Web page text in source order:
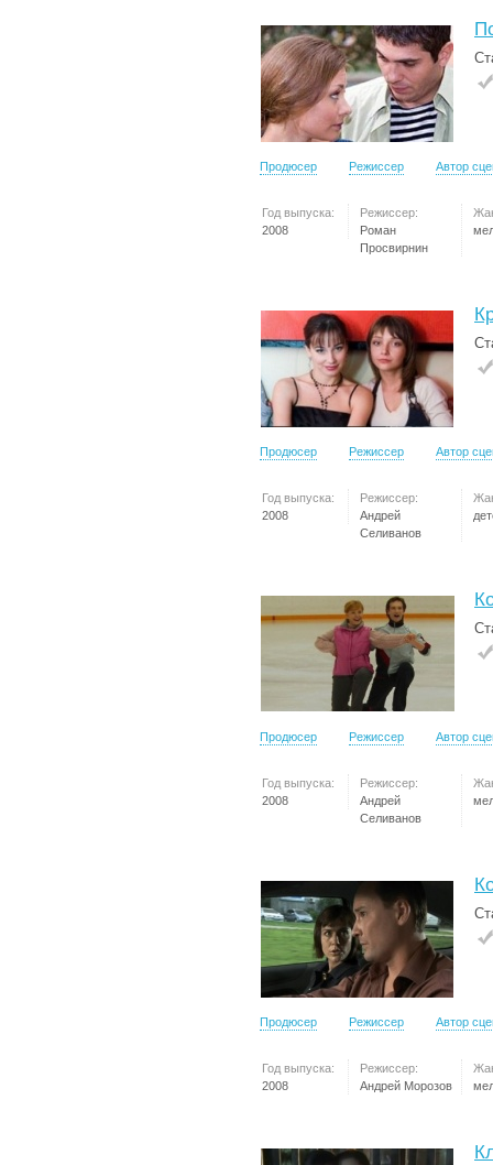
Продюсер Режиссер Автор
Год выпуска:
2008
Режиссер:
Роман
Просвирнин
Продюсер Режиссер Автор
Год выпуска:
2008
Режиссер:
Андрей
Селиванов
Продюсер Режиссер Автор
Год выпуска:
2008
Режиссер:
Андрей
Селиванов
Продюсер Режиссер Автор
Год выпуска:
2008
Режиссер:
Андрей Морозов